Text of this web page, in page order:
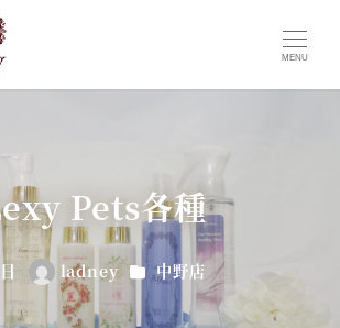
MENU
Pets各種
著
者
ladney カテゴリー
中野店